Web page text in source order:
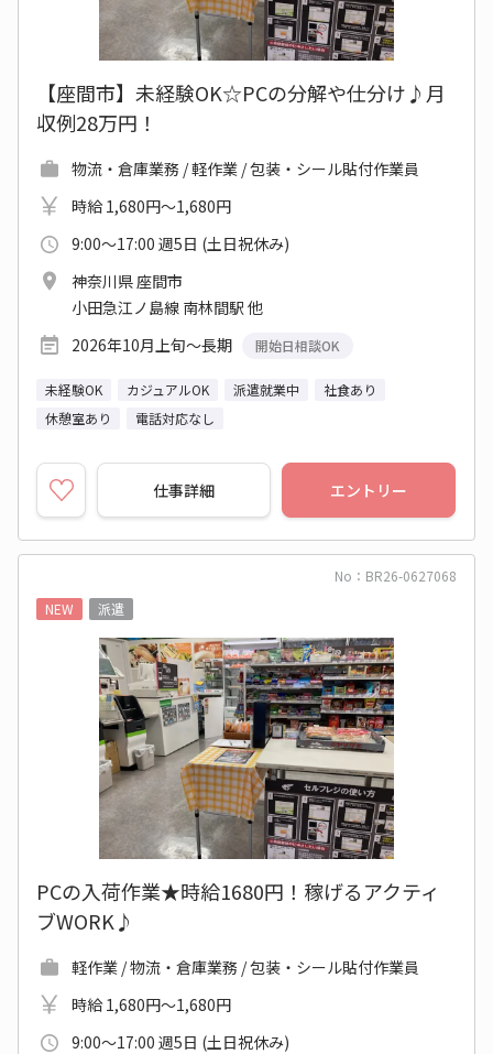
【座間市】未経験OK☆PCの分解や仕分け♪月
収例28万円！
物流・倉庫業務 / 軽作業 / 包装・シール貼付作業員
時給 1,680円～1,680円
9:00～17:00 週5日 (土日祝休み)
神奈川県 座間市
小田急江ノ島線 南林間駅 他
2026年10月上旬～長期
開始日相談OK
未経験OK カジュアルOK 派遣就業中
社食あり
休憩室あり
電話対応なし
仕事詳細 エントリー
No：BR26-0627068
NEW
派遣
PCの入荷作業★時給1680円！稼げるアクティ
ブWORK♪
軽作業 / 物流・倉庫業務 / 包装・シール貼付作業員
時給 1,680円～1,680円
9:00～17:00 週5日 (土日祝休み)